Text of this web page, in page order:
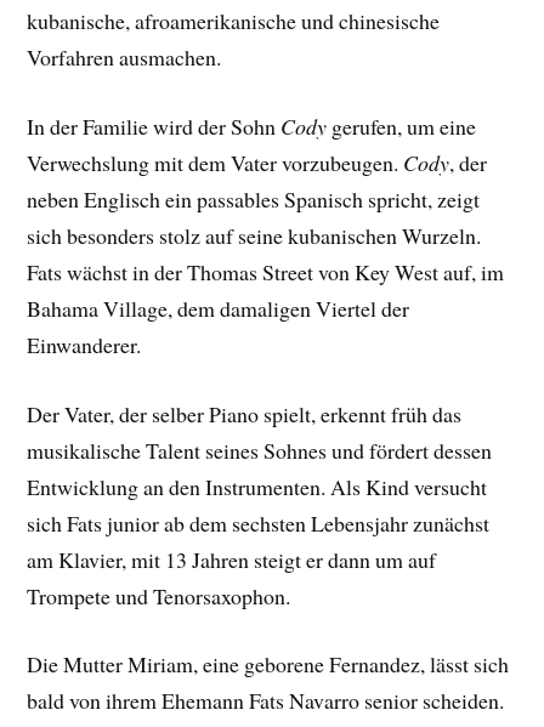
kubanische, afroamerikanische und chinesische
Vorfahren ausmachen.
In der Familie wird der Sohn Cody gerufen, um eine
Verwechslung mit dem Vater vorzubeugen. Cody, der
neben Englisch ein passables Spanisch spricht, zeigt
sich besonders stolz auf seine kubanischen Wurzeln.
Fats wächst in der Thomas Street von Key West auf, im
Bahama Village, dem damaligen Viertel der
Einwanderer.
Der Vater, der selber Piano spielt, erkennt früh das
musikalische Talent seines Sohnes und fördert dessen
Entwicklung an den Instrumenten. Als Kind versucht
sich Fats junior ab dem sechsten Lebensjahr zunächst
am Klavier, mit 13 Jahren steigt er dann um auf
Trompete und Tenorsaxophon.
Die Mutter Miriam, eine geborene Fernandez, lässt sich
bald von ihrem Ehemann Fats Navarro senior scheiden.